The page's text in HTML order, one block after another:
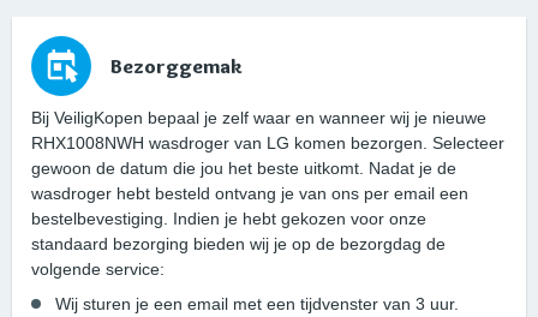
Bezorggemak
Bij VeiligKopen bepaal je zelf waar en wanneer wij je nieuwe
RHX1008NWH wasdroger van LG komen bezorgen. Selecteer
gewoon de datum die jou het beste uitkomt. Nadat je de
wasdroger hebt besteld ontvang je van ons per email een
bestelbevestiging. Indien je hebt gekozen voor onze
standaard bezorging bieden wij je op de bezorgdag de
volgende service:
Wij sturen je een email met een tijdvenster van 3 uur.